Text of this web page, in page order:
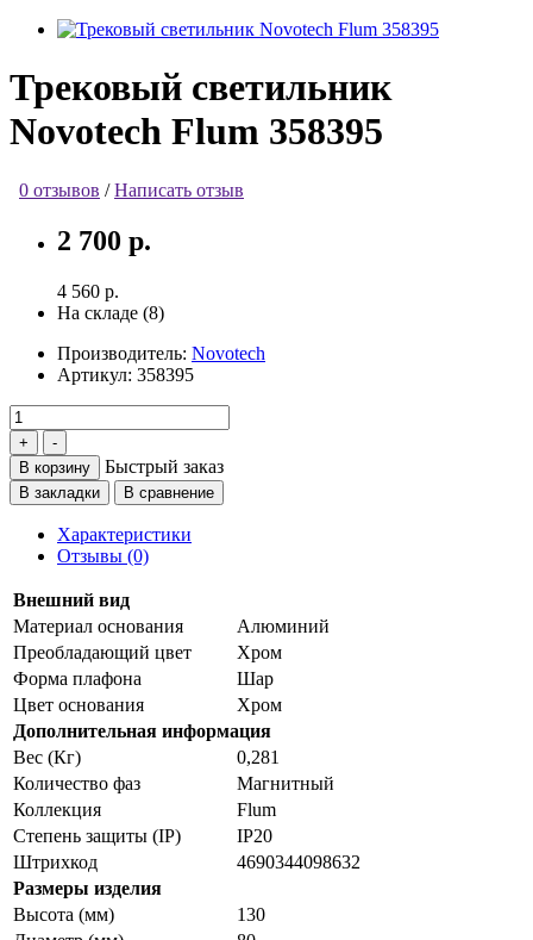
Трековый светильник
Novotech Flum 358395
0 отзывов /Написать отзыв
2 700 р.
4 560 р.
На складе (8)
Производитель: Novotech
Артикул: 358395
В корзину Быстрый заказ
В закладки В сравнение
Характеристики
Отзывы (0)
Внешний вид
Материал основания
Алюминий
Преобладающий цвет
Хром
Форма плафона
Шар
Цвет основания
Хром
Дополнительная информация
Вес (Кг)
0,281
Количество фаз
Магнитный
Коллекция
Flum
Степень защиты (IP)
IP20
Штрихкод
4690344098632
Размеры изделия
Высота (мм)
130